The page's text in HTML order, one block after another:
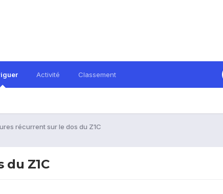
Activité Classement
récurrent sur le dos du Z1C
Z1C